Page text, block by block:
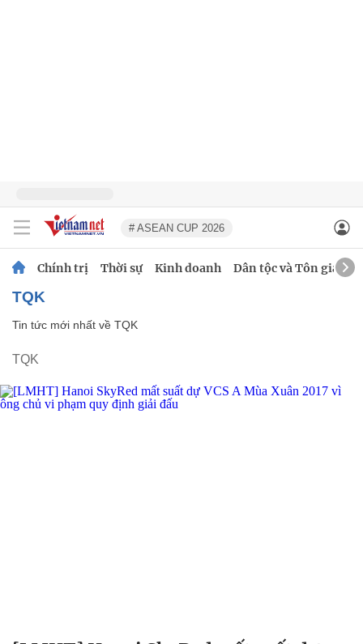
# ASEAN CUP 2026
Chính trị Thời sự Kinh doanh Dân tộc và Tôn giáo
TQK
Tin tức mới nhất về TQK
TQK